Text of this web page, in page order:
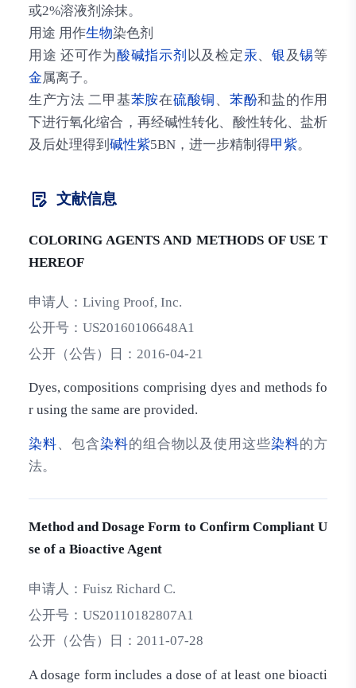
或2%溶液剂涂抹。
用途 用作生物染色剂
用途 还可作为酸碱指示剂 以及检定 汞、银 及锡等
金属离子。
生产方法 二甲基苯胺在硫酸铜 、 苯酚和盐的作用
下进行氧化缩合，再经碱性转化、酸性转化、盐析
及后处理得到 碱性紫5BN，进一步精制得甲紫。
文献信息
COLORING AGENTS AND METHODS OF USE T
HEREOF
申请人： Living Proof, Inc.
公开号： US20160106648A1
公开（公告）日： 2016-04-21
Dyes, compositions comprising dyes and methods fo
r using the same are provided.
染料 、包含染料的组合物以及使用这些染料的方
法。
Method and Dosage Form to Confirm Compliant U
se of a Bioactive Agent
申请人： Fuisz Richard C.
公开号： US20110182807A1
公开（公告）日： 2011-07-28
A dosage form includes a dose of at least one bioacti